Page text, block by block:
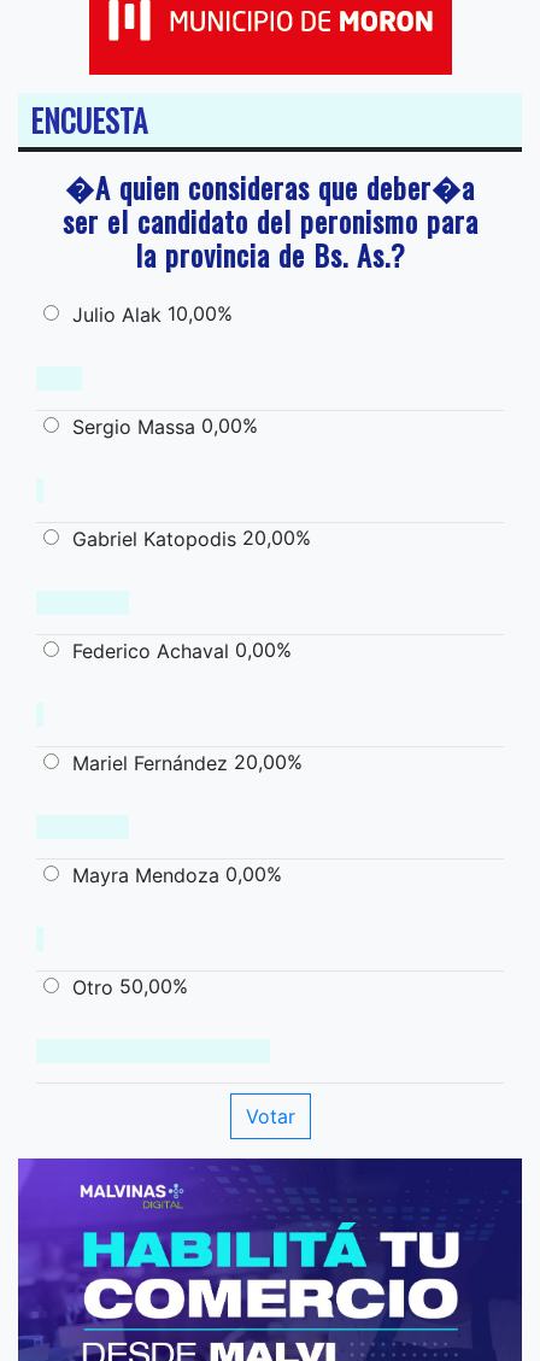
ENCUESTA
�A quien consideras que deber�a
ser el candidato del peronismo para
la provincia de Bs. As.?
Julio Alak 10,00%
Sergio Massa 0,00%
Gabriel Katopodis 20,00%
Federico Achaval 0,00%
Mariel Fernández 20,00%
Mayra Mendoza 0,00%
Otro 50,00%